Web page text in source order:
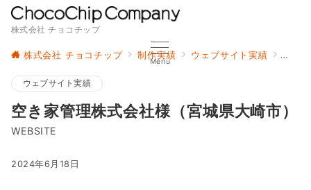
株式会社 チョコチップ
Menu
株式会社 チョコチップ 制作実績 ウェブサイト実績 空き
ウェブサイト実績
空き家管理株式会社様（宮城県大崎市）
WEBSITE
2024年6月18日